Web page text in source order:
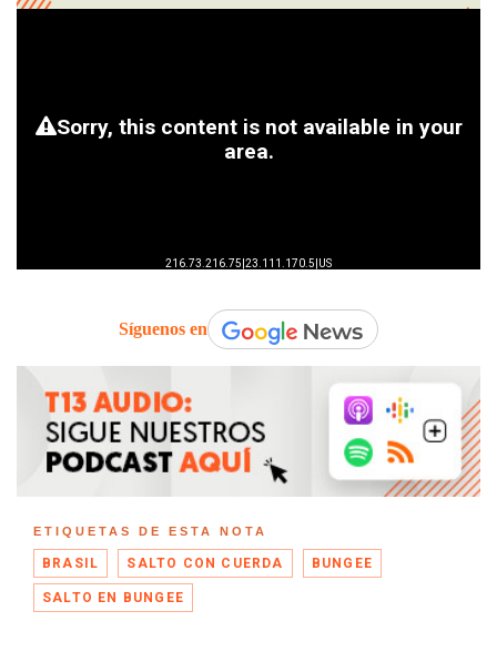
Síguenos en
ETIQUETAS DE ESTA NOTA
BRASIL SALTO CON CUERDA BUNGEE
SALTO EN BUNGEE